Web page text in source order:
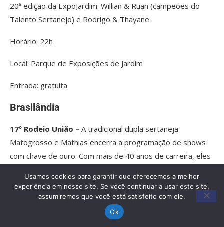
20ª edição da ExpoJardim: Willian & Ruan (campeões do
Talento Sertanejo) e Rodrigo & Thayane.
Horário: 22h
Local: Parque de Exposições de Jardim
Entrada: gratuita
Brasilândia
17º Rodeio União – A tradicional dupla sertaneja
Matogrosso e Mathias encerra a programação de shows
com chave de ouro. Com mais de 40 anos de carreira, eles
repertório que atravessa gerações.
Usamos cookies para garantir que oferecemos a melhor
experiência em nosso site. Se você continuar a usar este site,
assumiremos que você está satisfeito com ele.
Ok